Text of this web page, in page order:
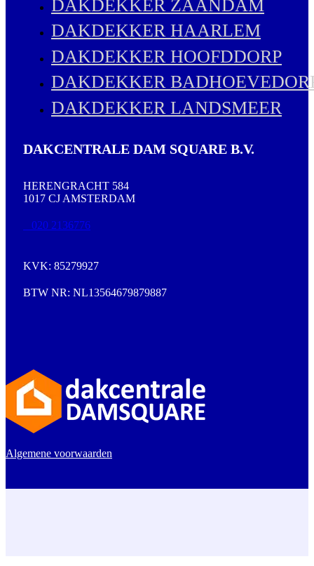
DAKDEKKER ZAANDAM
DAKDEKKER HAARLEM
DAKDEKKER HOOFDDORP
DAKDEKKER
DAKDEKKER LANDSMEER
DAKCENTRALE DAM SQUARE B.V.
HERENGRACHT 584
1017 CJ AMSTERDAM
020 2136776
KVK: 85279927
BTW NR: NL13564679879887
Algemene voorwaarden